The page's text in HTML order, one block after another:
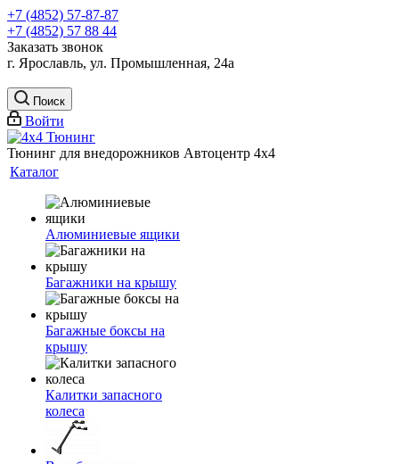
+7 (4852) 57-87-87
+7 (4852) 57 88 44
Заказать звонок
г. Ярославль, ул. Промышленная, 24а
Поиск
Войти
Тюнинг для внедорожников Автоцентр 4х4
Каталог
Алюминиевые ящики
Багажники на крышу
Багажные боксы на
крышу
Калитки запасного
колеса